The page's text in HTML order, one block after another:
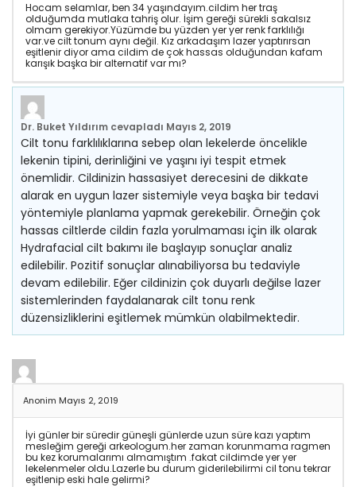
Hocam selamlar, ben 34 yaşındayım.cildim her traş
olduğumda mutlaka tahriş olur. İşim gereği sürekli sakalsız
olmam gerekiyor.Yüzümde bu yüzden yer yer renk farklılığı
var.ve cilt tonum aynı değil. Kız arkadaşım lazer yaptırırsan
eşitlenir diyor ama cildim de çok hassas olduğundan kafam
karışık başka bir alternatif var mı?
Dr. Buket Yıldırım cevapladı Mayıs 2, 2019
Cilt tonu farklılıklarına sebep olan lekelerde öncelikle
lekenin tipini, derinliğini ve yaşını iyi tespit etmek
önemlidir. Cildinizin hassasiyet derecesini de dikkate
alarak en uygun lazer sistemiyle veya başka bir tedavi
yöntemiyle planlama yapmak gerekebilir. Örneğin çok
hassas ciltlerde cildin fazla yorulmaması için ilk olarak
Hydrafacial cilt bakımı ile başlayıp sonuçlar analiz
edilebilir. Pozitif sonuçlar alınabiliyorsa bu tedaviyle
devam edilebilir. Eğer cildinizin çok duyarlı değilse lazer
sistemlerinden faydalanarak cilt tonu renk
düzensizliklerini eşitlemek mümkün olabilmektedir.
Anonim Mayıs 2, 2019
İyi günler bir süredir güneşli günlerde uzun süre kazı yaptım
mesleğim gereği arkeologum.her zaman korunmama ragmen
bu kez korumalarımı almamıştım .fakat cildimde yer yer
lekelenmeler oldu.Lazerle bu durum giderilebilirmi cil tonu tekrar
eşitlenip eski hale gelirmi?